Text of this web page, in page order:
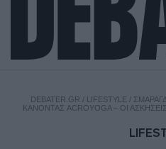
DEBATER.GR / LIFESTYLE /
ΚΆΝΟΝΤΑΣ ACROYOGA – ΟΙ